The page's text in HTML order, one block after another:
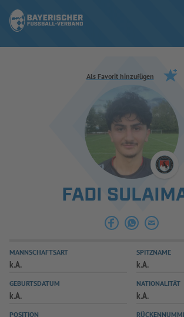
ERGEBNISSE & WETTBEWERBE
SPIELBETRIEB & VERBANDSLEBEN
AUSBILDUNG & FÖRDERUNG
Als Favorit hinzufügen
FADI
MANNSCHAFTSART
k.A.
SPITZNAME
k.A.
GEBURTSDATUM
k.A.
NATIONALITÄT
k.A.
POSITION